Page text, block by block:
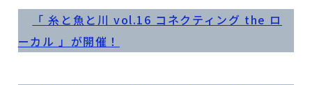
「 糸と魚と川 vol.16 コネクティング the ロ
ーカル 」が開催！